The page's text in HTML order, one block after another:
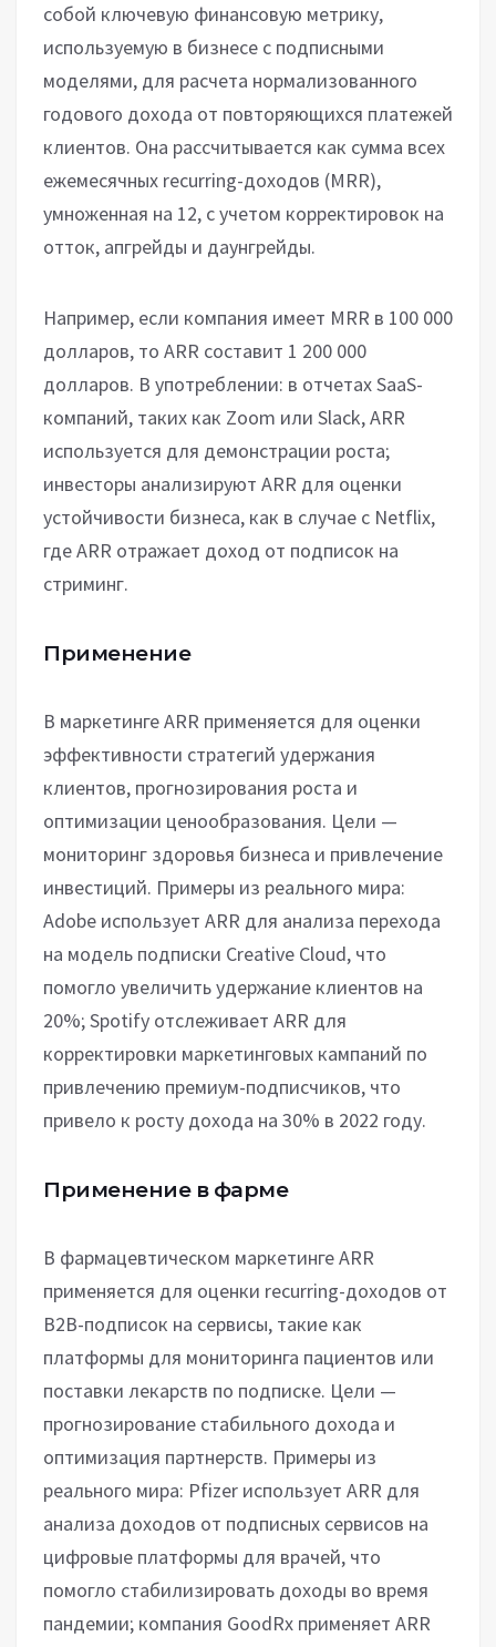
собой ключевую финансовую метрику,
используемую в бизнесе с подписными
моделями, для расчета нормализованного
годового дохода от повторяющихся платежей
клиентов. Она рассчитывается как сумма всех
ежемесячных recurring-доходов (MRR),
умноженная на 12, с учетом корректировок на
отток, апгрейды и даунгрейды.
Например, если компания имеет MRR в 100 000
долларов, то ARR составит 1 200 000
долларов. В употреблении: в отчетах SaaS-
компаний, таких как Zoom или Slack, ARR
используется для демонстрации роста;
инвесторы анализируют ARR для оценки
устойчивости бизнеса, как в случае с Netflix,
где ARR отражает доход от подписок на
стриминг.
Применение
В маркетинге ARR применяется для оценки
эффективности стратегий удержания
клиентов, прогнозирования роста и
оптимизации ценообразования. Цели —
мониторинг здоровья бизнеса и привлечение
инвестиций. Примеры из реального мира:
Adobe использует ARR для анализа перехода
на модель подписки Creative Cloud, что
помогло увеличить удержание клиентов на
20%; Spotify отслеживает ARR для
корректировки маркетинговых кампаний по
привлечению премиум-подписчиков, что
привело к росту дохода на 30% в 2022 году.
Применение в фарме
В фармацевтическом маркетинге ARR
применяется для оценки recurring-доходов от
B2B-подписок на сервисы, такие как
платформы для мониторинга пациентов или
поставки лекарств по подписке. Цели —
прогнозирование стабильного дохода и
оптимизация партнерств. Примеры из
реального мира: Pfizer использует ARR для
анализа доходов от подписных сервисов на
цифровые платформы для врачей, что
помогло стабилизировать доходы во время
пандемии; компания GoodRx применяет ARR